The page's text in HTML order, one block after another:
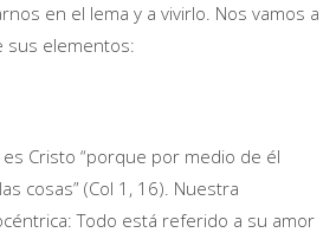
en el lema y a vivirlo. Nos vamos a
sus elementos:
Cristo “porque por medio de él
cosas” (Col 1, 16). Nuestra
Todo está referido a su amor